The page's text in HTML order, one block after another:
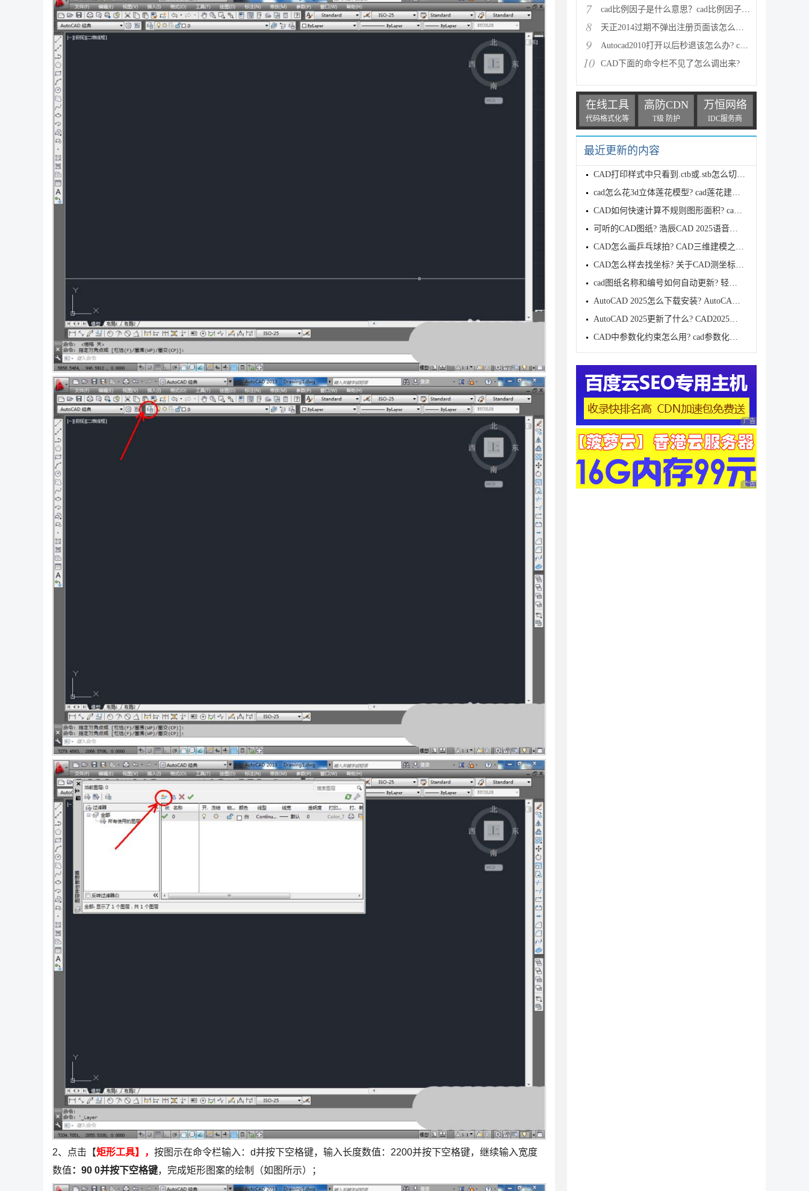
2、点击【矩形工具】， 按图示在命令栏输入：d并按下空格键，输入长度数值：2200并按下空格键，继续输入宽度
数值：90 0并按下空格键，完成矩形图案的绘制（如图所示）；
7 cad比例因子是什么意思？cad比例因子如何设置？
8 天正2014过期不弹出注册页面该怎么办？
9 Autocad2010打开以后秒退该怎么办? cad闪退的解决办法
10 CAD下面的命令栏不见了怎么调出来?
在线工具
代码格式化等
高防CDN
T级 防护
万恒网络
IDC服务商
最近更新的内容
CAD打印样式中只看到.ctb或.stb怎么切换?
cad怎么花3d立体莲花模型? cad莲花建模教程
CAD如何快速计算不规则图形面积? cad不规则面积计算技
可听的CAD图纸? 浩辰CAD 2025语音注释功能使用攻略
CAD怎么画乒乓球拍? CAD三维建模之乒乓球拍模型制作教
CAD怎么样去找坐标? 关于CAD测坐标这次全讲明白啦
cad图纸名称和编号如何自动更新? 轻松搞定cad图纸图号
AutoCAD 2025怎么下载安装? AutoCAD 2025安装图文教程
AutoCAD 2025更新了什么? CAD2025新增功能汇总
CAD中参数化约束怎么用? cad参数化约束的详细用法
广告 商业广告，理性
广告 商业广告，理性